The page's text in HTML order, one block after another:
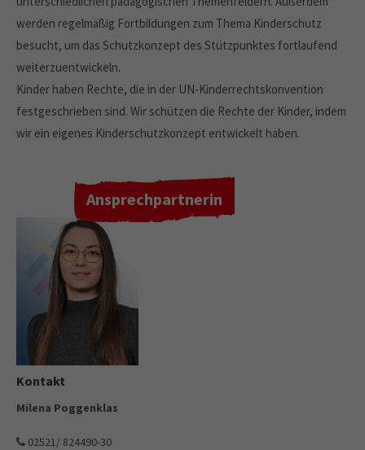
werden regelmäßig Fortbildungen zum Thema Kinderschutz
besucht, um das Schutzkonzept des Stützpunktes fortlaufend
weiterzuentwickeln.
Kinder haben Rechte, die in der UN-Kinderrechtskonvention
festgeschrieben sind. Wir schützen die Rechte der Kinder, indem
wir ein eigenes Kinderschutzkonzept entwickelt haben.
Ansprechpartnerin
Kontakt
Milena Poggenklas
02521/ 824490-30